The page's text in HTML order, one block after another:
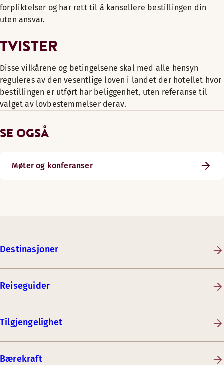
forpliktelser og har rett til å kansellere bestillingen din
uten ansvar.
TVISTER
Disse vilkårene og betingelsene skal med alle hensyn
reguleres av den vesentlige loven i landet der hotellet hvor
bestillingen er utført har beliggenhet, uten referanse til
valget av lovbestemmelser derav.
SE OGSÅ
Møter og konferanser
Destinasjoner
Reiseguider
Tilgjengelighet
Bærekraft